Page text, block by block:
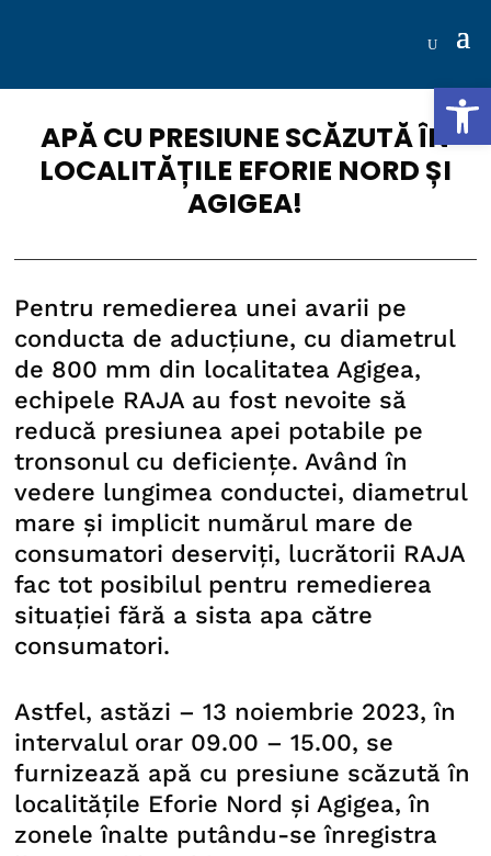
APĂ CU PRESIUNE SCĂZUTĂ ÎN
LOCALITĂȚILE EFORIE NORD ȘI
AGIGEA!
Pentru remedierea unei avarii pe
conducta de aducțiune, cu diametrul
de 800 mm din localitatea Agigea,
echipele RAJA au fost nevoite să
reducă presiunea apei potabile pe
tronsonul cu deficiențe. Având în
vedere lungimea conductei, diametrul
mare și implicit numărul mare de
consumatori deserviți, lucrătorii RAJA
fac tot posibilul pentru remedierea
situației fără a sista apa către
consumatori.
Astfel, astăzi – 13 noiembrie 2023, în
intervalul orar 09.00 – 15.00, se
furnizează apă cu presiune scăzută în
localitățile Eforie Nord și Agigea, în
zonele înalte putându-se înregistra